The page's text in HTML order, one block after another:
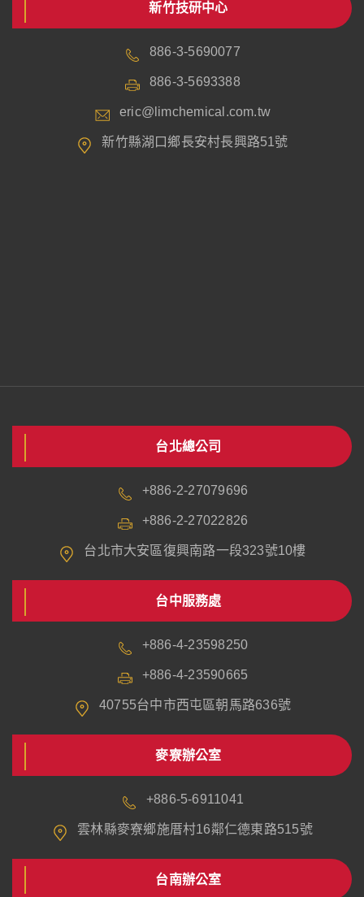
新竹技研中心
886-3-5690077
886-3-5693388
eric@limchemical.com.tw
新竹縣湖口鄉長安村長興路51號
台北總公司
+886-2-27079696
+886-2-27022826
台北市大安區復興南路一段323號10樓
台中服務處
+886-4-23598250
+886-4-23590665
40755台中市西屯區朝馬路636號
麥寮辦公室
+886-5-6911041
雲林縣麥寮鄉施厝村16鄰仁德東路515號
台南辦公室